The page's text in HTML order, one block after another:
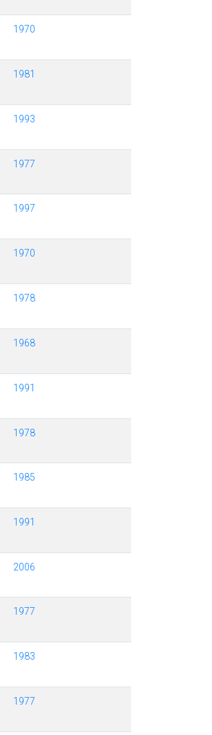
1970
1981
1993
1977
1997
1970
1978
1968
1991
1978
1985
1991
2006
1977
1983
1977